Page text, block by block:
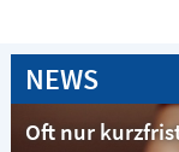
NEWS
Oft nur